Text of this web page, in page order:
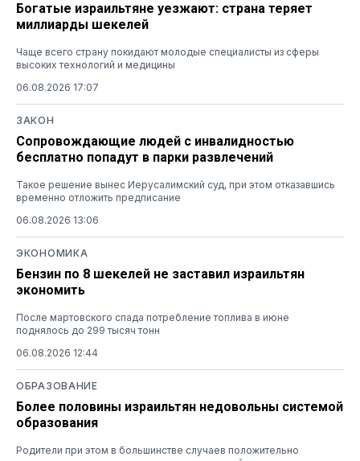
Богатые израильтяне уезжают: страна теряет
миллиарды шекелей
Чаще всего страну покидают молодые специалисты из сферы
высоких технологий и медицины
06.08.2026 17:07
ЗАКОН
Сопровождающие людей с инвалидностью
бесплатно попадут в парки развлечений
Такое решение вынес Иерусалимский суд, при этом отказавшись
временно отложить предписание
06.08.2026 13:06
ЭКОНОМИКА
Бензин по 8 шекелей не заставил израильтян
экономить
После мартовского спада потребление топлива в июне
поднялось до 299 тысяч тонн
06.08.2026 12:44
ОБРАЗОВАНИЕ
Более половины израильтян недовольны системой
образования
Родители при этом в большинстве случаев положительно